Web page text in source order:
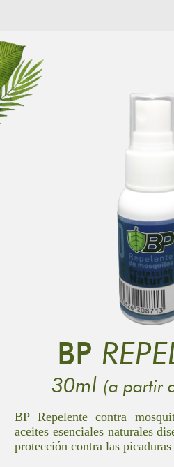
BP
30ml (a partir
BP Repelente contra
aceites esenciales naturales
protección contra las